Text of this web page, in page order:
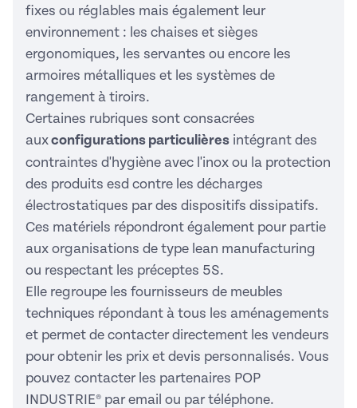
fixes ou réglables mais également leur
environnement : les chaises et sièges
ergonomiques, les servantes ou encore les
armoires métalliques et les systèmes de
rangement à tiroirs.
Certaines rubriques sont consacrées
auxconfigurations particulières intégrant des
contraintes d'hygiène avec l'inox ou la protection
des produits esd contre les décharges
électrostatiques par des dispositifs dissipatifs.
Ces matériels répondront également pour partie
aux organisations de type lean manufacturing
ou respectant les préceptes 5S.
Elle regroupe les fournisseurs de meubles
techniques répondant à tous les aménagements
et permet de contacter directement les vendeurs
pour obtenir les prix et devis personnalisés. Vous
pouvez contacter les partenaires POP
INDUSTRIE® par email ou par téléphone.